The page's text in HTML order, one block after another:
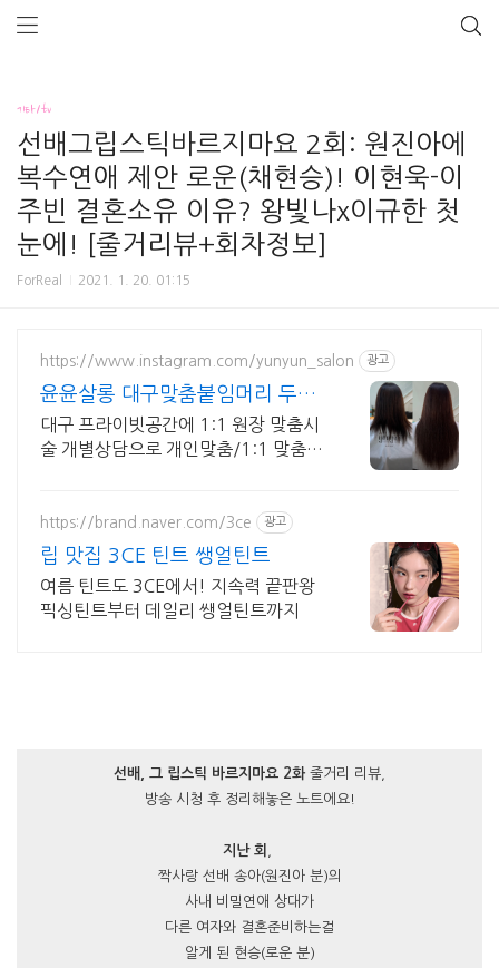
기타/tv
선배그립스틱바르지마요 2회: 원진아에
복수연애 제안 로운(채현승)! 이현욱-이
주빈 결혼소유 이유? 왕빛나x이규한 첫
눈에! [줄거리뷰+회차정보]
ForReal 2021. 1. 20. 01:15
https://www.instagram.com/yunyun_salon 광고
윤윤살롱 대구맞춤붙임머리 두상
커짐없는 자연스런땋기
대구 프라이빗공간에 1:1 원장 맞춤시
술 개별상담으로 개인맞춤/1:1 맞춤형
https://brand.naver.com/3ce 광고
립 맛집 3CE 틴트 쌩얼틴트
여름 틴트도 3CE에서! 지속력 끝판왕
픽싱틴트부터 데일리 쌩얼틴트까지
선배, 그 립스틱 바르지마요 2화 줄거리 리뷰,
방송 시청 후 정리해놓은 노트에요!
지난 회
짝사랑 선배 송아(원진아 분)의
사내 비밀연애 상대가
다른 여자와 결혼준비하는걸
알게 된 현승(로운 분)